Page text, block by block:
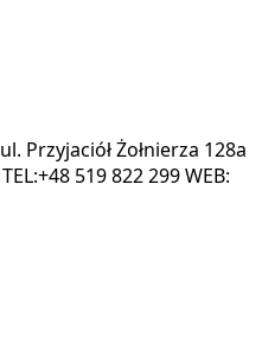
Przyjaciół Żołnierza 128a
519 822 299 WEB: